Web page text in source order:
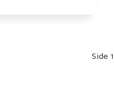
Side